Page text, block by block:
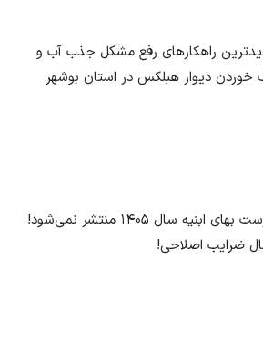
رفع مشکل جذب آب و
هبلکس در استان بوشهر
فهرست بهای ابنیه سال ۱۴۰۵ منتشر نمی‌شود!
اصلاحی!